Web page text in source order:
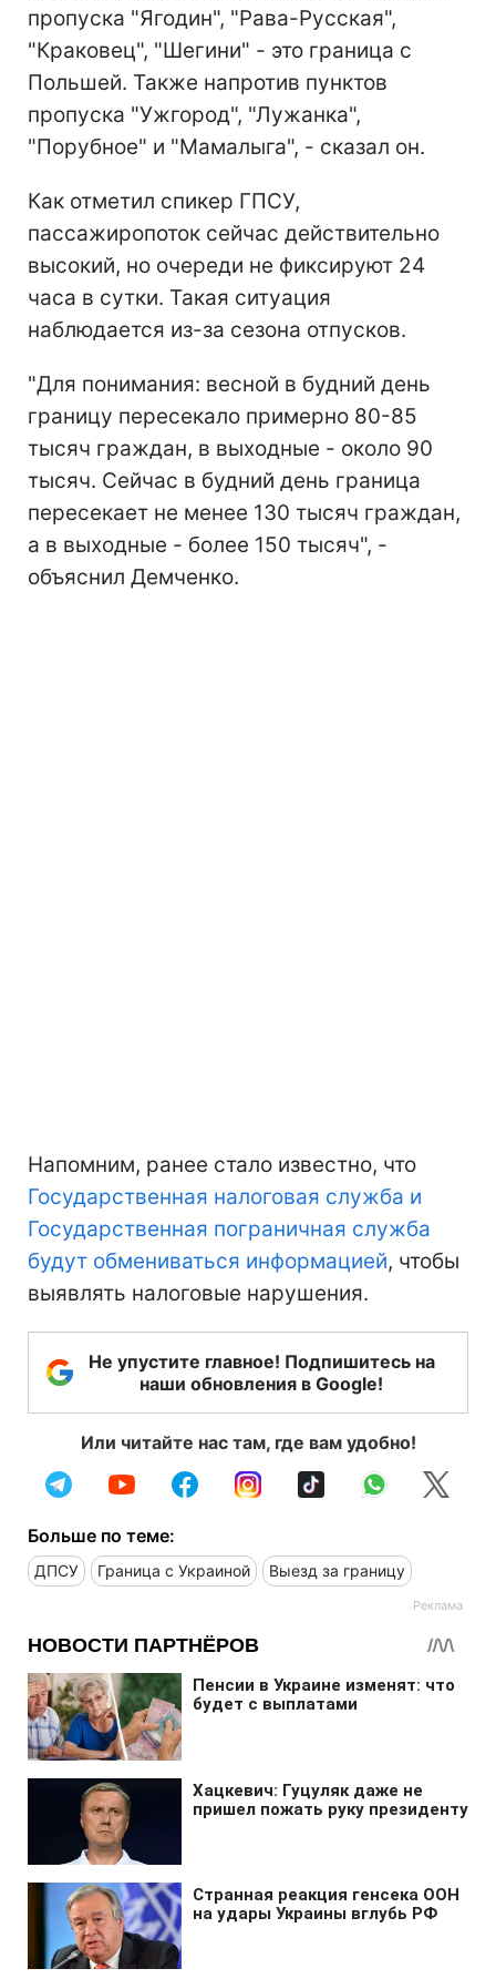
пропуска "Ягодин", "Рава-Русская",
"Краковец", "Шегини" - это граница с
Польшей. Также напротив пунктов
пропуска "Ужгород", "Лужанка",
"Порубное" и "Мамалыга", - сказал он.
Как отметил спикер ГПСУ,
пассажиропоток сейчас действительно
высокий, но очереди не фиксируют 24
часа в сутки. Такая ситуация
наблюдается из-за сезона отпусков.
"Для понимания: весной в будний день
границу пересекало примерно 80-85
тысяч граждан, в выходные - около 90
тысяч. Сейчас в будний день граница
пересекает не менее 130 тысяч граждан,
а в выходные - более 150 тысяч", -
объяснил Демченко.
Напомним, ранее стало известно, что
Государственная налоговая служба и
Государственная пограничная служба
будут обмениваться информацией, чтобы
выявлять налоговые нарушения.
Не упустите главное! Подпишитесь на
наши обновления в Google!
Или читайте нас там, где вам удобно!
Больше по теме:
ДПСУ Граница с Украиной Выезд за границу